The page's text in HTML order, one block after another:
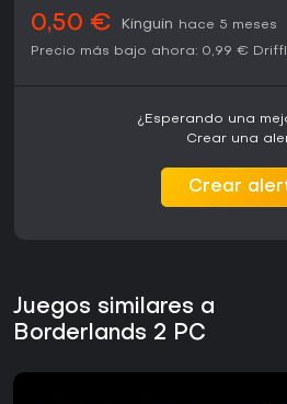
0,50 € Kinguin
hace 5 meses
Precio más bajo ahora: 0,99 €
¿Esperando una
Crear una
Crear
Juegos similares a
Borderlands 2 PC